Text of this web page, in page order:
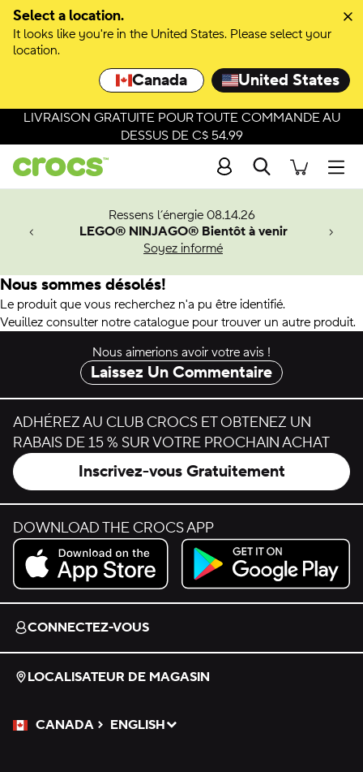
Select a location.
It looks like you're in the United States. Please select your
location.
Canada United States
LIVRAISON GRATUITE POUR TOUTE COMMANDE AU
DESSUS DE C$ 54.99
Recherche
Ressens l’énergie 08.14.26
LEGO® NINJAGO® Bientôt à venir
Soyez informé
Man.
Nous sommes désolés!
Le produit que vous recherchez n'a pu être identifié.
Veuillez consulter notre catalogue pour trouver un autre produit.
Nous aimerions avoir votre avis !
Laissez Un Commentaire
ADHÉREZ AU CLUB CROCS ET OBTENEZ UN
RABAIS DE 15 % SUR VOTRE PROCHAIN ACHAT
Inscrivez-vous Gratuitement
DOWNLOAD THE CROCS APP
Download on the App Store.
Get it on Google Play.
CONNECTEZ-VOUS
LOCALISATEUR DE MAGASIN
CANADA
Veuillez sélectionner une langue
ENGLISH
Sélectionné